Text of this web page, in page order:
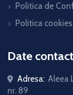
Politica de
Politica cookies
Date contact
Adresa: Aleea
nr. 89